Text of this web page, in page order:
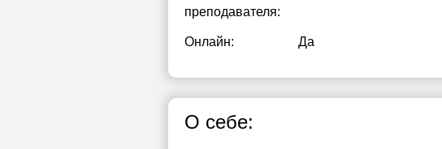
преподавателя:
Онлайн: Да
О себе:
18:30
20:00